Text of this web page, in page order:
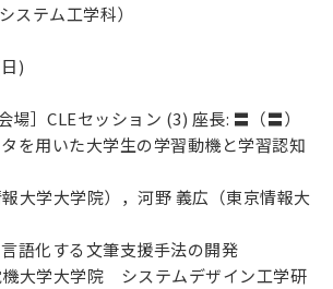
テム工学科）
)
］CLEセッション (3) 座長: 〓（〓）
を用いた大学生の学習動機と学習認知
大学大学院），河野 義広（東京情報大
語化する文筆支援手法の開発
機大学大学院 システムデザイン工学研